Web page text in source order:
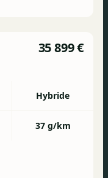
35 899 €
Hybride
37 g/km